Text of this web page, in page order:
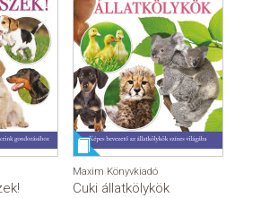
Maxim Könyvkiadó
Cuki állatkölykök